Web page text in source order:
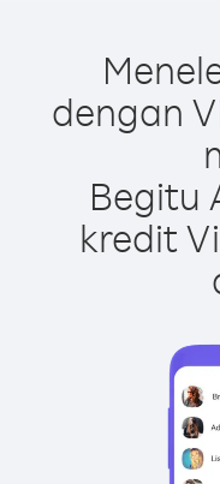
dengan
Begitu
kredit